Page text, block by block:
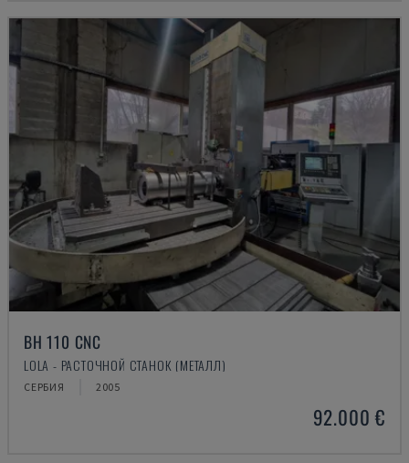
BH 110 CNC
LOLA - РАСТОЧНОЙ СТАНОК (МЕТАЛЛ)
СЕРБИЯ 2005
92.000 €